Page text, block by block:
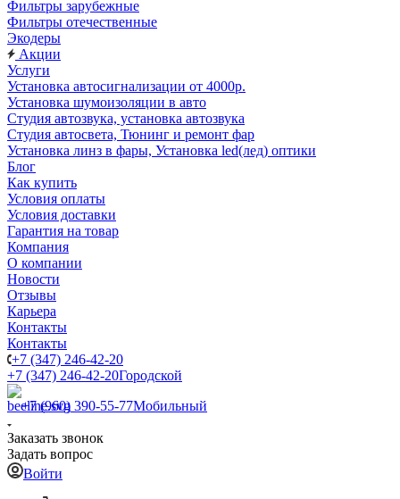
Фильтры зарубежные
Фильтры отечественные
Экодеры
Акции
Услуги
Установка автосигнализации от 4000р.
Установка шумоизоляции в авто
Студия автозвука, установка автозвука
Студия автосвета, Тюнинг и ремонт фар
Установка линз в фары, Установка led(лед) оптики
Блог
Как купить
Условия оплаты
Условия доставки
Гарантия на товар
Компания
О компании
Новости
Отзывы
Карьера
Контакты
Контакты
+7 (347) 246-42-20
+7 (347) 246-42-20Городской
+7 (960) 390-55-77Мобильный
Заказать звонок
Задать вопрос
Войти